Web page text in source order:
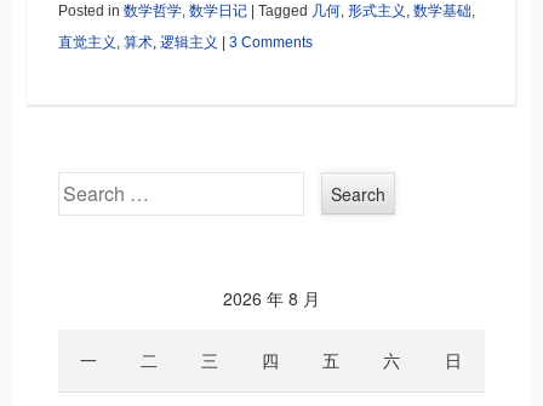
Posted in 数学哲学, 数学日记 Tagged 几何, 形式主义 , 数学基础,
直觉主义 , 算术, 逻辑主义 3 Comments
Search
2026 年 8 月
一 二 三 四 五 六 日